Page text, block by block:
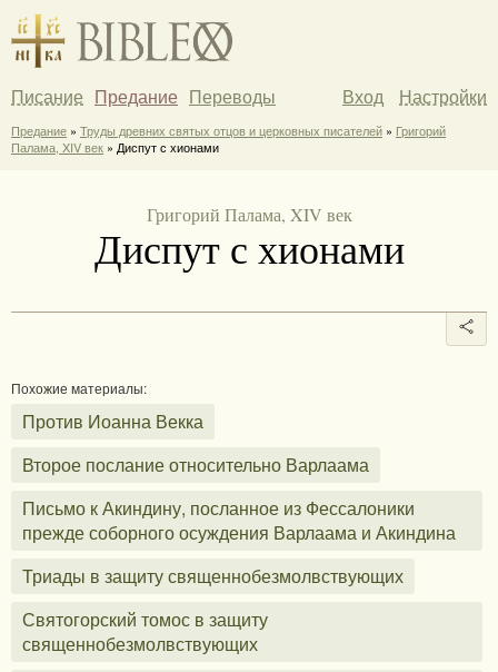
Писание Предание Переводы Вход Настройки
Предание » Труды древних святых отцов и церковных писателей » Григорий
Палама, XIV век » Диспут с хионами
Григорий Палама, XIV век
Диспут с хионами
Похожие материалы:
Против Иоанна Векка
Второе послание относительно Варлаама
Письмо к Акиндину, посланное из Фессалоники
прежде соборного осуждения Варлаама и Акиндина
Триады в защиту священнобезмолвствующих
Святогорский томос в защиту
священнобезмолвствующих